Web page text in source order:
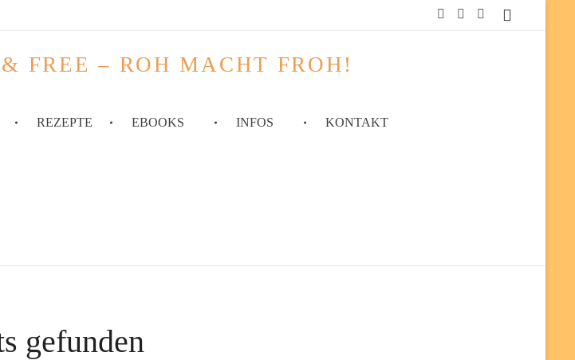
FREE – ROH MACHT FROH!
REZEPTE EBOOKS INFOS KONTAKT
gefunden